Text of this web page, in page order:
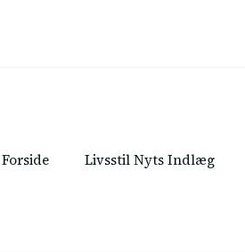
Forside Livsstil Nyts Indlæg